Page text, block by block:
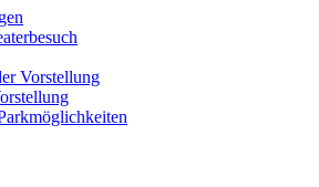
Vorstellung